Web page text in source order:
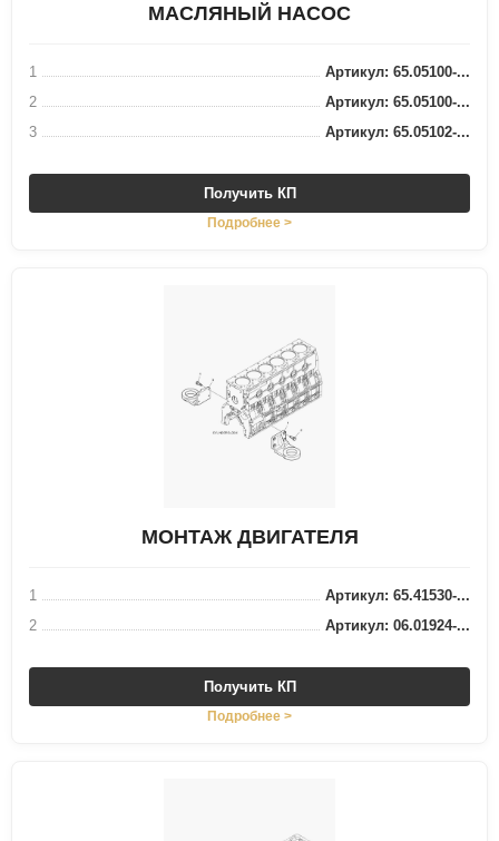
МАСЛЯНЫЙ НАСОС
1
Артикул: 65.05100-...
2
Артикул: 65.05100-...
3
Артикул: 65.05102-...
Получить КП
Подробнее >
МОНТАЖ ДВИГАТЕЛЯ
1
Артикул: 65.41530-...
2
Артикул: 06.01924-...
Получить КП
Подробнее >